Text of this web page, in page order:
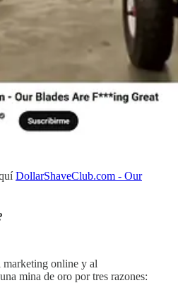
DollarShaveClub.com - Our
marketing online y al
mina de oro por tres razones: